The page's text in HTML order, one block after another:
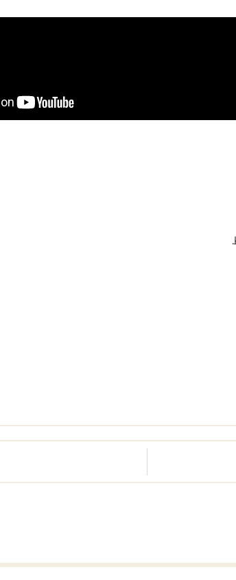
F
X
L
I
W
T